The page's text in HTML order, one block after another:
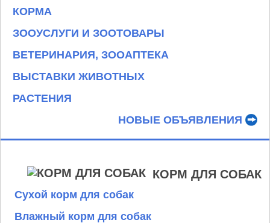
КОРМА
ЗООУСЛУГИ И ЗООТОВАРЫ
ВЕТЕРИНАРИЯ, ЗООАПТЕКА
ВЫСТАВКИ ЖИВОТНЫХ
РАСТЕНИЯ
НОВЫЕ ОБЪЯВЛЕНИЯ
КОРМ ДЛЯ СОБАК
Сухой корм для собак
Влажный корм для собак